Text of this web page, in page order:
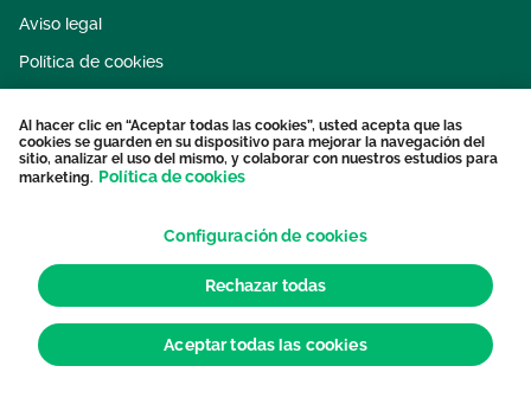
Aviso legal
Política de cookies
Protección datos personales
Contacto
© 2026 Sindicato de Enfermería. Todos los derechos reservados.
Al hacer clic en “Aceptar todas las cookies”, usted acepta que las
cookies se guarden en su dispositivo para mejorar la navegación del
sitio, analizar el uso del mismo, y colaborar con nuestros estudios para
marketing. Política de cookies
Configuración de cookies
Rechazar todas
Aceptar todas las cookies